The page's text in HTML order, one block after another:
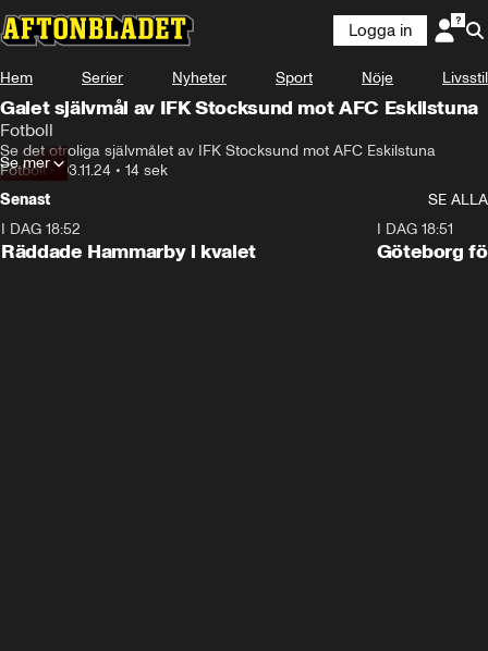
Logga in
Hem Serier Nyheter Sport Nöje Livsstil
Galet självmål av IFK Stocksund mot AFC Eskilstuna
Fotboll
Se det otroliga självmålet av IFK Stocksund mot AFC Eskilstuna
Fotboll•03.11.24 • 14 sek
Se mer
Senast
SE ALLA
I DAG 18:52
Räddade Hammarby i kvalet
I DAG 18:51
Göteborg